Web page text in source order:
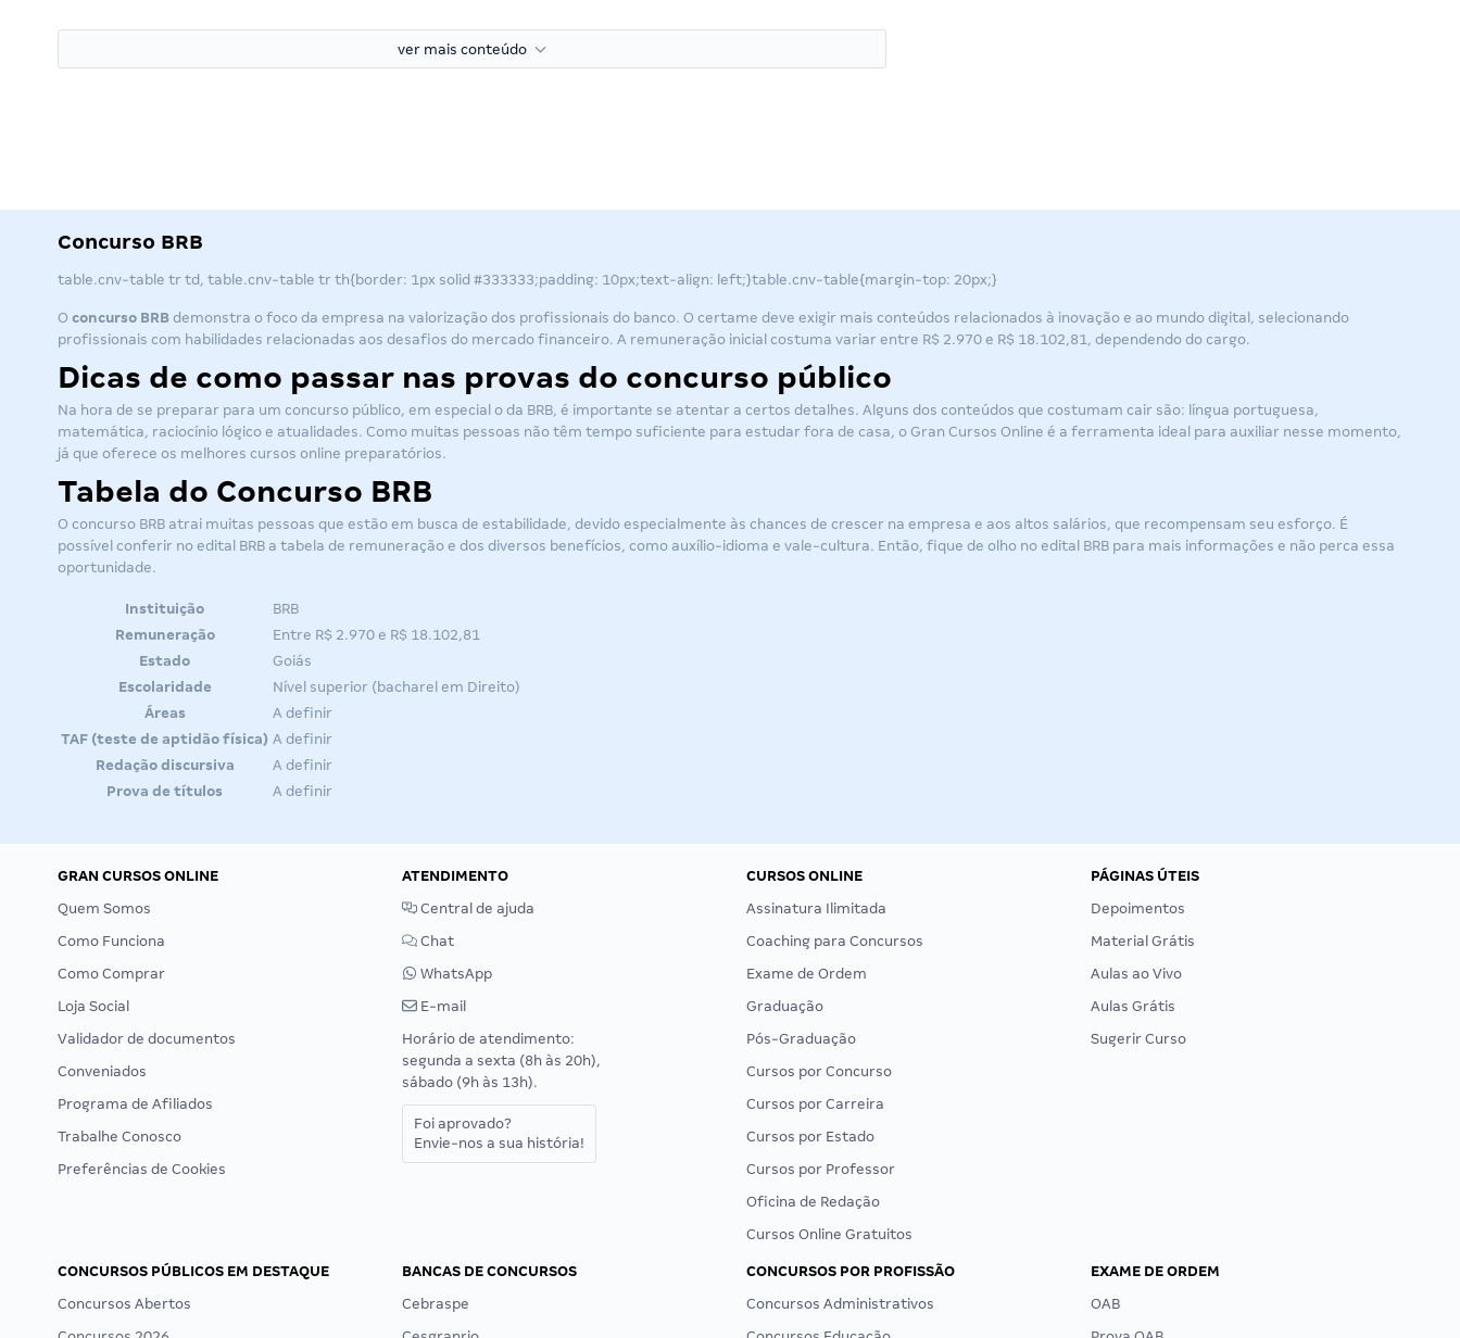
ver mais conteúdo
Concurso BRB
table.cnv-table tr td, table.cnv-table tr th{border: 1px solid #333333;padding: 10px;text-align: left;}table.cnv-table{margin-top: 20px;}
O concurso BRB demonstra o foco da empresa na valorização dos profissionais do banco. O certame deve exigir mais conteúdos relacionados à inovação e ao mundo digital, selecionando
profissionais com habilidades relacionadas aos desafios do mercado financeiro. A remuneração inicial costuma variar entre R$ 2.970 e R$ 18.102,81, dependendo do cargo.
Dicas de como passar nas provas do concurso público
Na hora de se preparar para um concurso público, em especial o da BRB, é importante se atentar a certos detalhes. Alguns dos conteúdos que costumam cair são: língua portuguesa,
matemática, raciocínio lógico e atualidades. Como muitas pessoas não têm tempo suficiente para estudar fora de casa, o Gran Cursos Online é a ferramenta ideal para auxiliar nesse momento,
já que oferece os melhores cursos online preparatórios.
Tabela do Concurso BRB
O concurso BRB atrai muitas pessoas que estão em busca de estabilidade, devido especialmente às chances de crescer na empresa e aos altos salários, que recompensam seu esforço. É
possível conferir no edital BRB a tabela de remuneração e dos diversos benefícios, como auxílio-idioma e vale-cultura. Então, fique de olho no edital BRB para mais informações e não perca essa
oportunidade.
Instituição
BRB
Remuneração
Entre R$ 2.970 e R$ 18.102,81
Estado
Goiás
Escolaridade
Nível superior (bacharel em Direito)
Áreas
A definir
TAF (teste de aptidão física) A definir
Redação discursiva
A definir
Prova de títulos
A definir
GRAN CURSOS ONLINE
Quem Somos
Como Funciona
Como Comprar
Loja Social
Validador de documentos
Conveniados
Programa de Afiliados
Trabalhe Conosco
Preferências de Cookies
ATENDIMENTO
Central de ajuda
Chat
WhatsApp
E-mail
Horário de atendimento:
segunda a sexta (8h às 20h),
sábado (9h às 13h).
Foi aprovado?
Envie-nos a sua história!
CURSOS ONLINE
Assinatura Ilimitada
Coaching para Concursos
Exame de Ordem
Graduação
Pós-Graduação
Cursos por Concurso
Cursos por Carreira
Cursos por Estado
Cursos por Professor
Oficina de Redação
Cursos Online Gratuitos
PÁGINAS ÚTEIS
Depoimentos
Material Grátis
Aulas ao Vivo
Aulas Grátis
Sugerir Curso
CONCURSOS PÚBLICOS EM DESTAQUE
Concursos Abertos
BANCAS DE CONCURSOS
Cebraspe
CONCURSOS POR PROFISSÃO
Concursos Administrativos
EXAME DE ORDEM
OAB